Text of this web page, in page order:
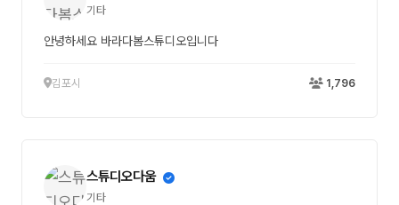
기타
안녕하세요 바라다봄스튜디오입니다
김포시 1,796
스튜디오다움
기타